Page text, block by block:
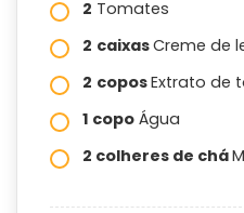
2 Tomates
2 caixasCreme de
2 coposExtrato de
1 copo Água
2 colheres de chá